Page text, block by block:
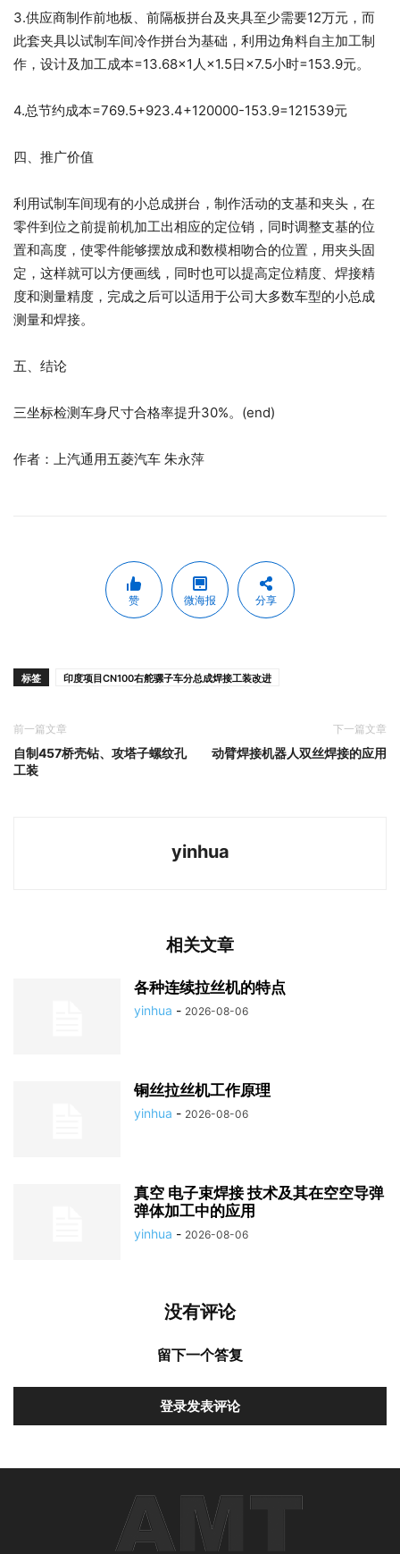
3.供应商制作前地板、前隔板拼台及夹具至少需要12万元，而
此套夹具以试制车间冷作拼台为基础，利用边角料自主加工制
作，设计及加工成本=13.68×1人×1.5日×7.5小时=153.9元。
4.总节约成本=769.5+923.4+120000-153.9=121539元
四、推广价值
利用试制车间现有的小总成拼台，制作活动的支基和夹头，在
零件到位之前提前机加工出相应的定位销，同时调整支基的位
置和高度，使零件能够摆放成和数模相吻合的位置，用夹头固
定，这样就可以方便画线，同时也可以提高定位精度、焊接精
度和测量精度，完成之后可以适用于公司大多数车型的小总成
测量和焊接。
五、结论
三坐标检测车身尺寸合格率提升30%。(end)
作者：上汽通用五菱汽车 朱永萍
赞 微海报 分享
标签 印度项目CN100右舵骡子车分总成焊接工装改进
前一篇文章
自制457桥壳钻、攻塔子螺纹孔
工装
下一篇文章
动臂焊接机器人双丝焊接的应用
yinhua
相关文章
各种连续拉丝机的特点
yinhua - 2026-08-06
铜丝拉丝机工作原理
yinhua - 2026-08-06
真空 电子束焊接 技术及其在空空导弹
弹体加工中的应用
yinhua - 2026-08-06
没有评论
留下一个答复
登录发表评论